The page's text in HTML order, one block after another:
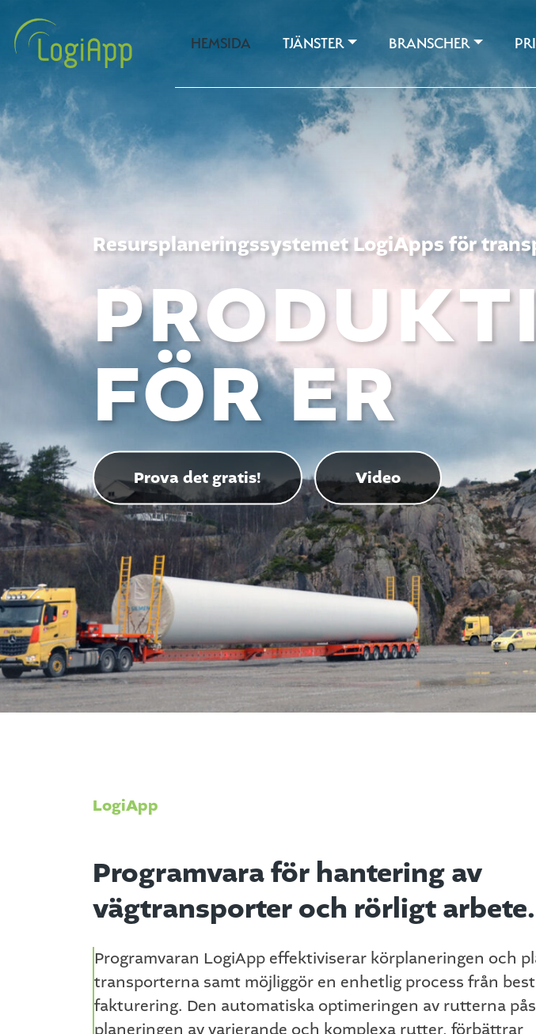
HEMSIDA TJÄNSTER BRANSCHER
Resursplaneringssystemet LogiApps för
FÖR ER
Prova det gratis! Video
LogiApp
Programvara för hantering av
vägtransporter och rörligt arbete.
Programvaran LogiApp effektiviserar körplaneringen och
transporterna samt möjliggör en enhetlig process från
fakturering. Den automatiska optimeringen av rutterna